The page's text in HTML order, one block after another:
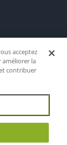
acceptez
améliorer la
contribuer